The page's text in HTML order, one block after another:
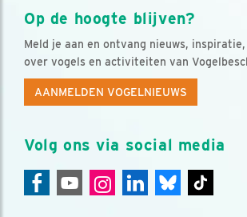
Op de hoogte blijven?
Meld je aan en ontvang nieuws,
over vogels en activiteiten van
AANMELDEN VOGELNIEUWS
Volg ons via social media